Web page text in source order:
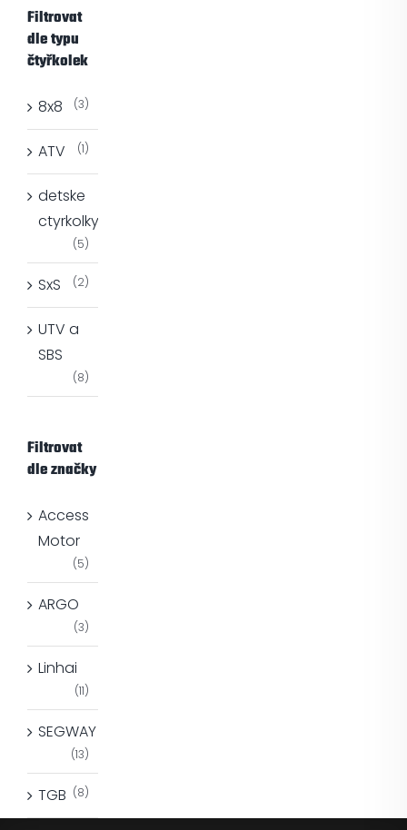
Filtrovat
dle typu
čtyřkolek
8x8 (3)
ATV (1)
detske
ctyrkolky
(5)
SxS (2)
UTV a
SBS
(8)
Filtrovat
dle značky
Access
Motor
(5)
ARGO
(3)
Linhai
(11)
SEGWAY
(13)
TGB (8)